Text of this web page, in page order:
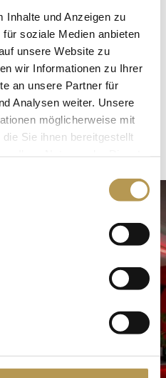
Inhalte und Anzeigen zu
soziale Medien anbieten
unsere Website zu
wir Informationen zu Ihrer
an unsere Partner für
Analysen weiter. Unsere
möglicherweise mit
Sie ihnen bereitgestellt
regionaler
bietet eine Fülle
Lebensmittel und
die wir für Sie
viel Sorgfalt und
zubereiten.